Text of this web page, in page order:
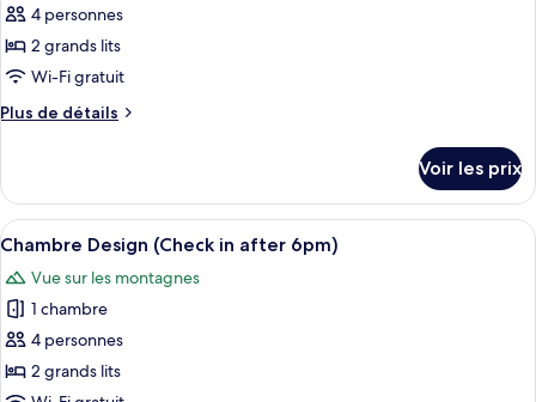
Singing
Loft
les
photos
pour
ce
chambre :
Cattle
Crops
4 personnes
2 grands lits
Wi-Fi gratuit
Plus de détails
Plus
le
type
de
Cattle
Crops
Voir les prix
Afficher
toutes
les
photos
pour
ce
Une chambre de style cabane en
15
Chambre Design (Check in after 6pm)
Vue sur les montagnes
1 chambre
4 personnes
2 grands lits